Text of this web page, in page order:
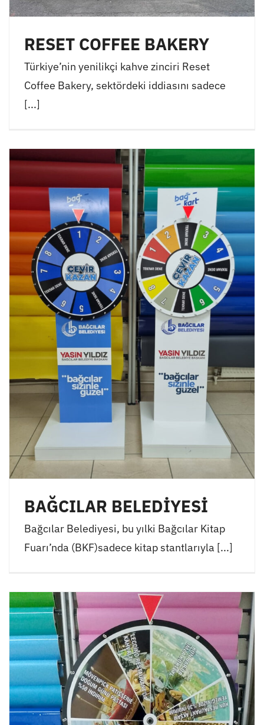
RESET COFFEE BAKERY
Türkiye’nin yenilikçi kahve zinciri Reset
Coffee Bakery, sektördeki iddiasını sadece
[...]
BAĞCILAR BELEDİYESİ
Bağcılar Belediyesi, bu yılki Bağcılar Kitap
Fuarı’nda (BKF)sadece kitap stantlarıyla [...]